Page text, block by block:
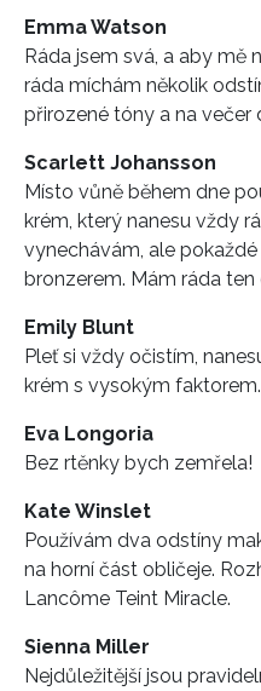
Emma Watson
Ráda jsem svá, a aby mě
ráda míchám několik
přirozené tóny a na večer
Scarlett Johansson
Místo vůně během dne
krém, který nanesu vždy
vynechávám, ale
bronzerem. Mám ráda
Emily Blunt
Pleť si vždy očistím,
krém s vysokým faktorem.
Eva Longoria
Bez rtěnky bych zemřela!
Kate Winslet
Používám dva odstíny
na horní část obličeje.
Lancôme Teint Miracle.
Sienna Miller
Nejdůležitější jsou